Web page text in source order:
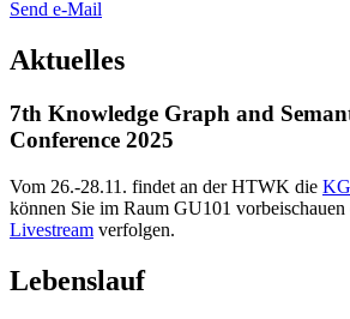
Send e-Mail
Aktuelles
7th Knowledge Graph and
Conference 2025
Vom 26.-28.11. findet an der HTWK die
können Sie im Raum GU101 vorbeischauen
Livestream verfolgen.
Lebenslauf